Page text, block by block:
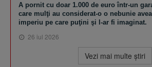
A pornit cu doar 1.000 de euro într-un
care mulţi au considerat-o o nebunie
imperiu pe care puţini şi l-ar fi imaginat.
26 iul 2026
Vezi mai multe ştiri